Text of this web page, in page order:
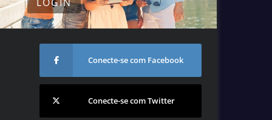
Conecte-se com Facebook
Conecte-se com Twitter